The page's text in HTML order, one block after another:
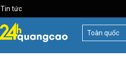
Tin tức